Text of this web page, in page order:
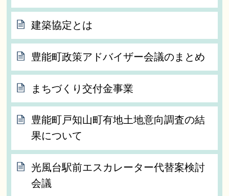
建築協定とは
豊能町政策アドバイザー会議のまとめ
まちづくり交付金事業
豊能町戸知山町有地土地意向調査の結
果について
光風台駅前エスカレーター代替案検討
会議